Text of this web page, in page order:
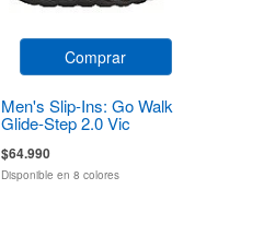
Comprar
Men's Slip-Ins: Go Walk
Glide-Step 2.0 Vic
$64.990
Disponible en 8 colores